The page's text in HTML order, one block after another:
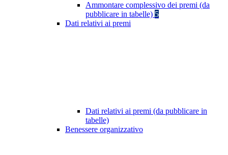
Ammontare complessivo dei premi (da
pubblicare in tabelle) 5
Dati relativi ai premi
Dati relativi ai premi (da pubblicare in
tabelle)
Benessere organizzativo